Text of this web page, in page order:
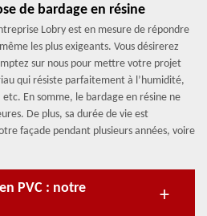
de bardage en résine
Lobry est en mesure de répondre
les plus exigeants. Vous désirerez
sur nous pour mettre votre projet
qui résiste parfaitement à l’humidité,
etc. En somme, le bardage en résine ne
De plus, sa durée de vie est
façade pendant plusieurs années, voire
PVC : notre